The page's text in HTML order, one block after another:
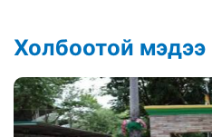
Холбоотой мэдээ